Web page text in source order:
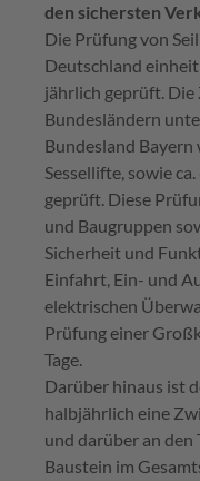
den sichersten
Die Prüfung von
Deutschland
jährlich geprüft.
Bundesländern
Bundesland Bayern
Sessellifte, sowie
geprüft. Diese
und Baugruppen
Sicherheit und
Einfahrt, Ein- und
elektrischen
Prüfung einer
Tage.
Darüber hinaus ist
halbjährlich eine
und darüber an
Baustein im